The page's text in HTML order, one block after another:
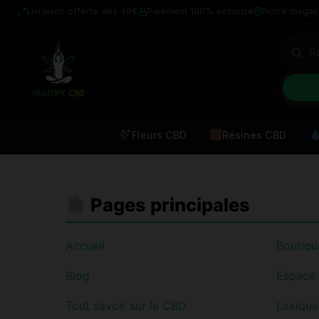
Fleurs CBD Résines CBD
Pages principales
Accueil
Blog Espace
Tout savoir sur le CBD